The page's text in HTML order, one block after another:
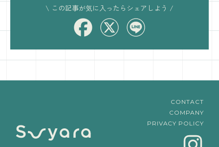
\ この記事が気に入ったらシェアしよう /
CONTACT
COMPANY
PRIVACY POLICY